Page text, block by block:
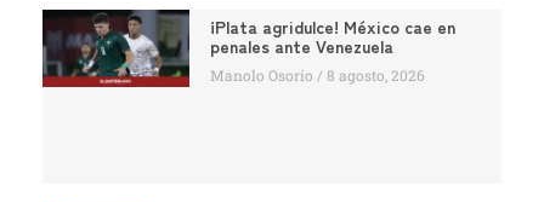
¡Plata agridulce! México cae en
penales ante Venezuela
Manolo Osorio 8 agosto, 2026